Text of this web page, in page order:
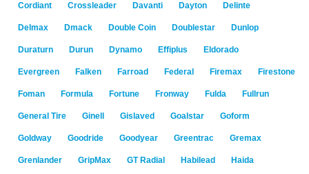
Cordiant Crossleader Davanti Dayton Delinte
Delmax Dmack Double Coin Doublestar Dunlop
Duraturn Durun Dynamo Effiplus Eldorado
Evergreen Falken Farroad Federal Firemax Firestone
Foman Formula Fortune Fronway Fulda Fullrun
General Tire Ginell Gislaved Goalstar Goform
Goldway Goodride Goodyear Greentrac Gremax
Grenlander GripMax GT Radial Habilead Haida